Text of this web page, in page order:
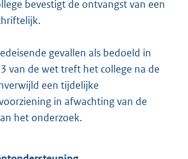
bevestigt de ontvangst van een
gevallen als bedoeld in
van de wet treft het college na de
een tijdelijke
in afwachting van de
het onderzoek.